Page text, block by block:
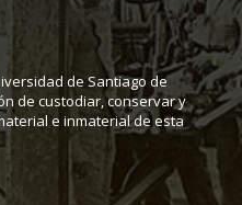
de Santiago de
de custodiar, conservar y
e inmaterial de esta